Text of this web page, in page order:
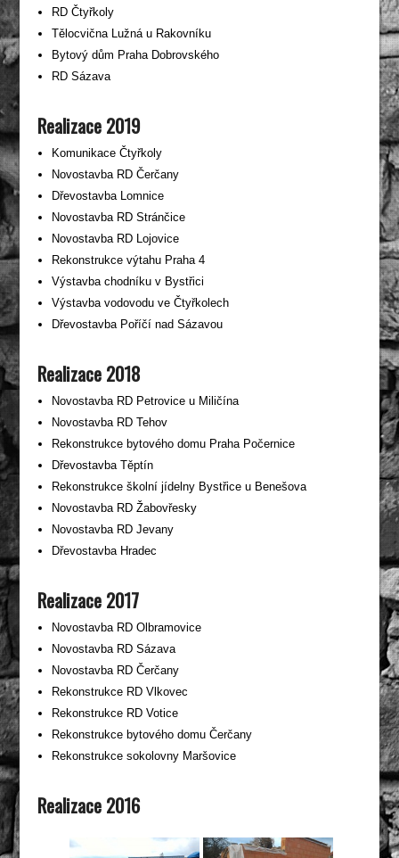
RD Čtyřkoly
Tělocvična Lužná u Rakovníku
Bytový dům Praha Dobrovského
RD Sázava
Realizace 2019
Komunikace Čtyřkoly
Novostavba RD Čerčany
Dřevostavba Lomnice
Novostavba RD Stránčice
Novostavba RD Lojovice
Rekonstrukce výtahu Praha 4
Výstavba chodníku v Bystřici
Výstavba vodovodu ve Čtyřkolech
Dřevostavba Poříčí nad Sázavou
Realizace 2018
Novostavba RD Petrovice u Miličína
Novostavba RD Tehov
Rekonstrukce bytového domu Praha Počernice
Dřevostavba Těptín
Rekonstrukce školní jídelny Bystřice u Benešova
Novostavba RD Žabovřesky
Novostavba RD Jevany
Dřevostavba Hradec
Realizace 2017
Novostavba RD Olbramovice
Novostavba RD Sázava
Novostavba RD Čerčany
Rekonstrukce RD Vlkovec
Rekonstrukce RD Votice
Rekonstrukce bytového domu Čerčany
Rekonstrukce sokolovny Maršovice
Realizace 2016